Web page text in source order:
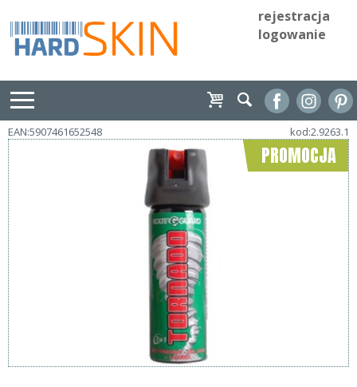
rejestracja
logowanie
EAN:5907461652548 kod:2.9263.1
PROMOCJA